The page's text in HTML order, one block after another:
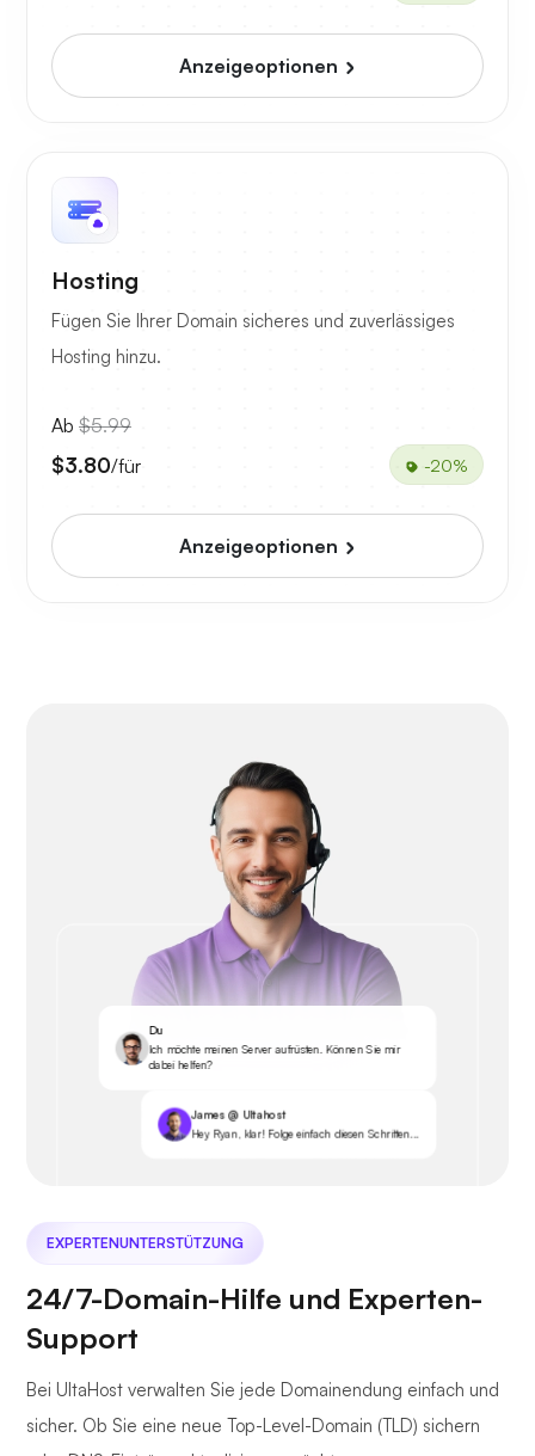
Anzeigeoptionen
Hosting
Fügen Sie Ihrer Domain sicheres und zuverlässiges
Hosting hinzu.
Ab $5.99
$3.80/für -20%
Anzeigeoptionen
Du
Ich möchte meinen Server aufrüsten. Können Sie mir
dabei helfen?
James @ Ultahost
Hey Ryan, klar! Folge einfach diesen Schritten...
EXPERTENUNTERSTÜTZUNG
24/7-Domain-Hilfe und Experten-
Support
Bei UltaHost verwalten Sie jede Domainendung einfach und
sicher. Ob Sie eine neue Top-Level-Domain (TLD) sichern